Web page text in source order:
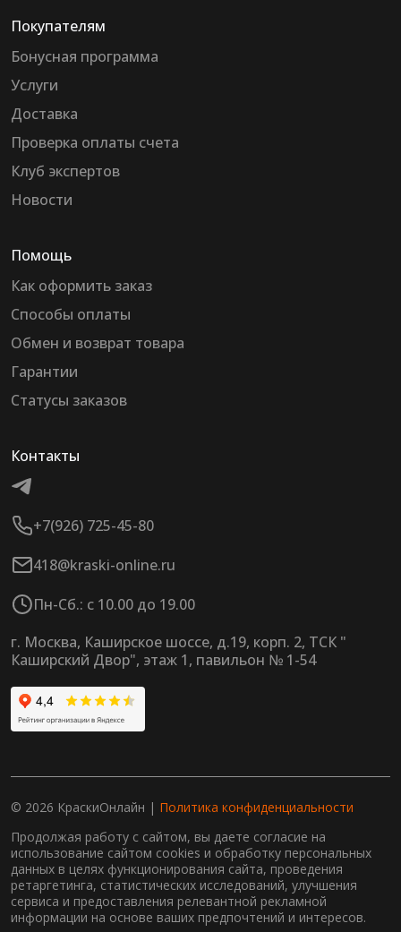
Покупателям
Бонусная программа
Услуги
Доставка
Проверка оплаты счета
Клуб экспертов
Новости
Помощь
Как оформить заказ
Способы оплаты
Обмен и возврат товара
Гарантии
Статусы заказов
Контакты
+7(926) 725-45-80
418@kraski-online.ru
Пн-Сб.: с 10.00 до 19.00
г. Москва, Каширское шоссе, д.19, корп. 2, ТСК "
Каширский Двор", этаж 1, павильон № 1-54
© 2026 КраскиОнлайн | Политика конфиденциальности
Продолжая работу с сайтом, вы даете согласие на
использование сайтом cookies и обработку персональных
данных в целях функционирования сайта, проведения
ретаргетинга, статистических исследований, улучшения
сервиса и предоставления релевантной рекламной
информации на основе ваших предпочтений и интересов.